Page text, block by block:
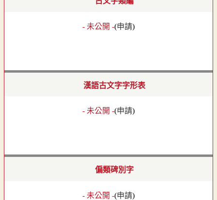
- 未公開 -(申請)
漢語古文字字形表
- 未公開 -(申請)
偏類碑別字
- 未公開 -(申請)